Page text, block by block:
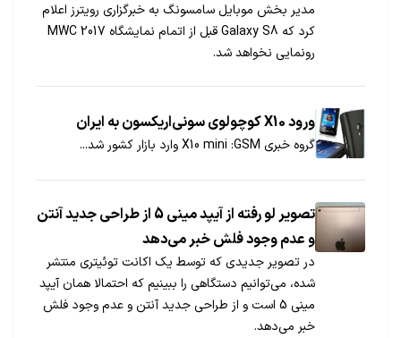
مدیر بخش موبایل سامسونگ به خبرگزاری رویترز اعلام
کرد که Galaxy S8 قبل از اتمام نمایشگاه MWC 2017
رونمایی نخواهد شد.
ورود X10 کوچولوی سونی‌اریکسون به ایران
گروه خبری GSM‏: X10 mini وارد بازار کشور شد...
تصویر لو رفته از آیپد مینی 5 از طراحی جدید آنتن
و عدم وجود فلش خبر می‌دهد
در تصویر جدیدی که توسط یک اکانت توئیتری منتشر
شده، می‌توانیم دستگاهی را ببینیم که احتمالا همان آیپد
مینی 5 است و از طراحی جدید آنتن و عدم وجود فلش
خبر می‌دهد.